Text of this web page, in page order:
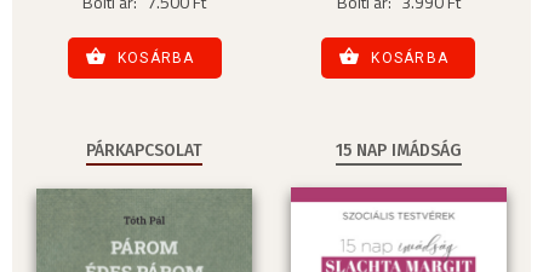
KOSÁRBA KOSÁRBA
PÁRKAPCSOLAT 15 NAP IMÁDSÁG